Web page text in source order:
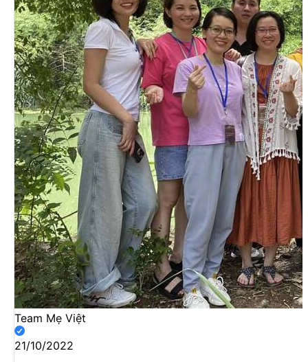
Team Mẹ Việt
21/10/2022